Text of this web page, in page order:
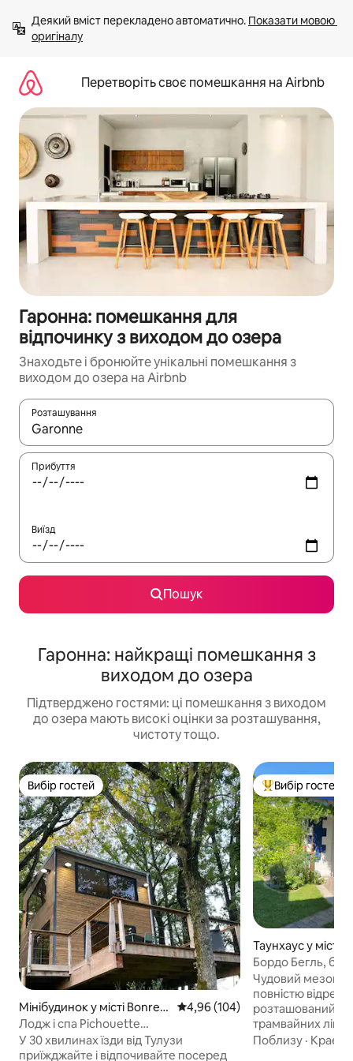
вмісту
Деякий вміст перекладено автоматично. Показати мовою
оригіналу
Перетворіть своє помешкання на Airbnb
Гаронна: помешкання для
відпочинку з виходом до озера
Знаходьте і бронюйте унікальні помешкання з
виходом до озера на Airbnb
Розташування
Отримавши результати пошуку, використовуйте для
Прибуття
Виїзд
Пошук
Гаронна: найкращі помешкання з
виходом до озера
Підтверджено гостями: ці помешкання з виходом
до озера мають високі оцінки за розташування,
чистоту тощо.
Вибір гостей
Вибір гостей
Мінібудинок у місті Bonrep
os-sur-Aussonnelle
Середня оцінка: 4,96 з 5,
4,96 (104)
Лодж і спа Pichouette
@domaine_pichouette
У 30 хвилинах їзди від Тулузи
приїжджайте і відпочивайте посеред
Топ вибір гостей
Вибір гостей
Таунхаус у місті
Бордо Бегль,
зручностями
Чудовий
повністю
розташований в
трамвайних ліній
Мюзар», «Стад
Поблизу ·